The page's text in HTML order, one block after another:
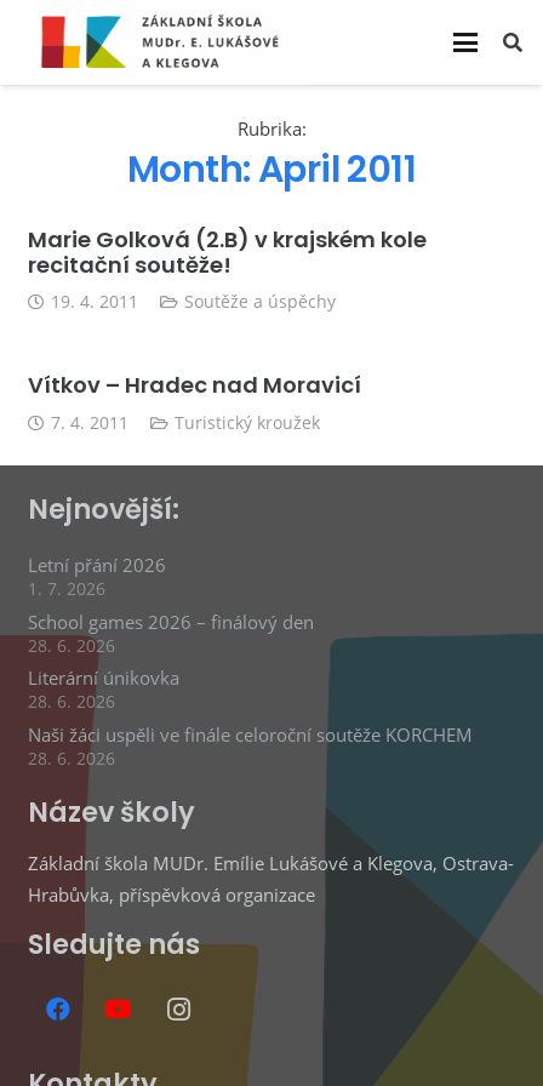
Rubrika:
Month:April 2011
Marie Golková (2.B) v krajském kole
recitační soutěže!
19. 4. 2011 Soutěže a úspěchy
Vítkov – Hradec nad Moravicí
7. 4. 2011 Turistický kroužek
Nejnovější:
Letní přání 2026
1. 7. 2026
School games 2026 – finálový den
28. 6. 2026
Literární únikovka
28. 6. 2026
Naši žáci uspěli ve finále celoroční soutěže KORCHEM
28. 6. 2026
Název školy
Základní škola MUDr. Emílie Lukášové a Klegova, Ostrava-
Hrabůvka, příspěvková organizace
Sledujte nás